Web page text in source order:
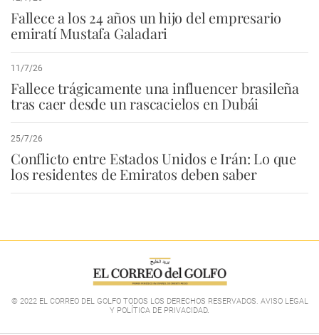
Fallece a los 24 años un hijo del empresario
emiratí Mustafa Galadari
11/7/26
Fallece trágicamente una influencer brasileña
tras caer desde un rascacielos en Dubái
25/7/26
Conflicto entre Estados Unidos e Irán: Lo que
los residentes de Emiratos deben saber
© 2022 EL CORREO DEL GOLFO TODOS LOS DERECHOS RESERVADOS. AVISO LEGAL
Y POLÍTICA DE PRIVACIDAD.